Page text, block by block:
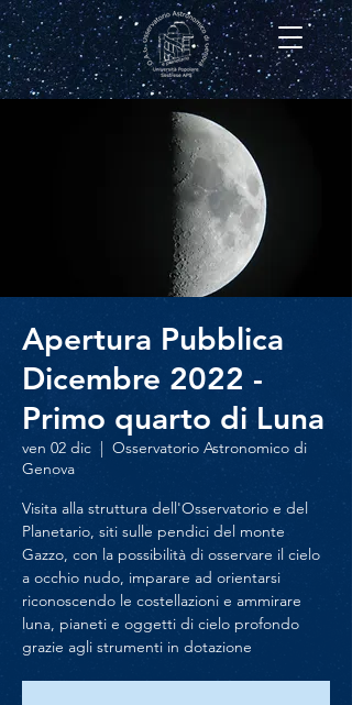
Apertura Pubblica
Dicembre 2022 -
Primo quarto di Luna
ven 02 dic
  |
Osservatorio Astronomico di
Genova
Visita alla struttura dell'Osservatorio e del
Planetario, siti sulle pendici del monte
Gazzo, con la possibilità di osservare il cielo
a occhio nudo, imparare ad orientarsi
riconoscendo le costellazioni e ammirare
luna, pianeti e oggetti di cielo profondo
grazie agli strumenti in dotazione